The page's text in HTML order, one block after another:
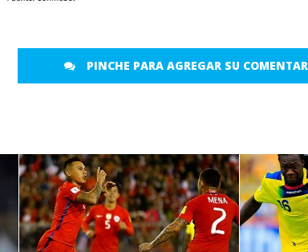
PINCHE PARA AGREGAR SU
LEER MÁS